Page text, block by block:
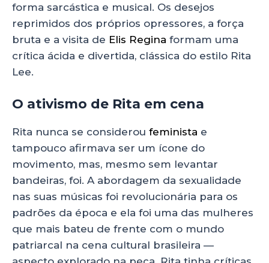
forma sarcástica e musical. Os desejos
reprimidos dos próprios opressores, a força
bruta e a visita de Elis Regina formam uma
crítica ácida e divertida, clássica do estilo Rita
Lee.
O ativismo de Rita em cena
Rita nunca se considerou feminista e
tampouco afirmava ser um ícone do
movimento, mas, mesmo sem levantar
bandeiras, foi. A abordagem da sexualidade
nas suas músicas foi revolucionária para os
padrões da época e ela foi uma das mulheres
que mais bateu de frente com o mundo
patriarcal na cena cultural brasileira —